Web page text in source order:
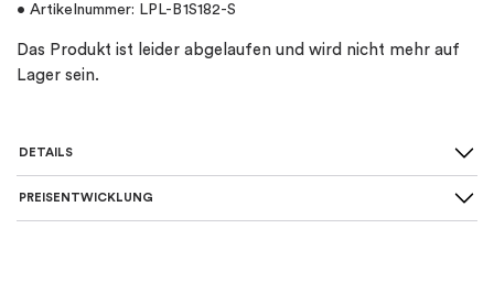
• Artikelnummer: LPL-B1S182-S
Das Produkt ist leider abgelaufen und wird nicht mehr auf
Lager sein.
DETAILS
SKU
PREISENTWICKLUNG